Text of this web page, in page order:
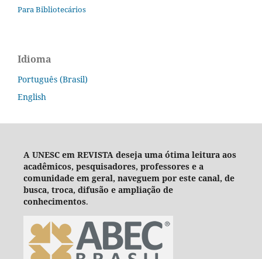
Para Bibliotecários
Idioma
Português (Brasil)
English
A UNESC em REVISTA deseja uma ótima leitura aos
acadêmicos, pesquisadores, professores e a
comunidade em geral, naveguem por este canal, de
busca, troca, difusão e ampliação de
conhecimentos.